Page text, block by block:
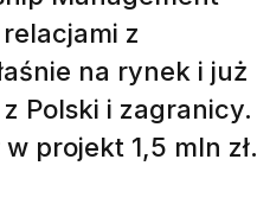
z
na rynek i już
Polski i zagranicy.
projekt 1,5 mln zł.